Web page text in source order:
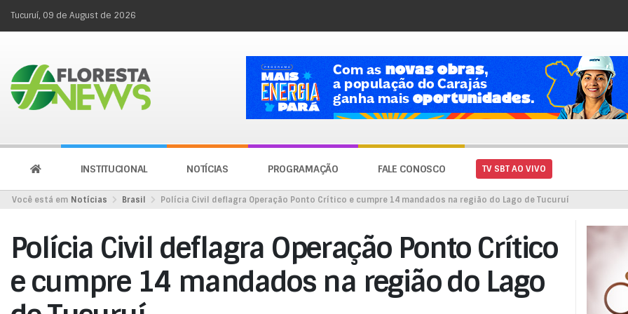
Tucuruí, 09 de August de 2026
INSTITUCIONAL NOTÍCIAS PROGRAMAÇÃO FALE CONOSCO TV SBT AO VIVO
Você está em Notícias Brasil Polícia Civil deflagra Operação Ponto Crítico e cumpre 14 mandados na região do Lago de Tucuruí
Polícia Civil deflagra Operação Ponto Crítico
e cumpre 14 mandados na região do Lago